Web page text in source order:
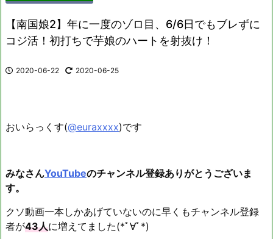
【南国娘2】年に一度のゾロ目、6/6日でもブレずに
コジ活！初打ちで芋娘のハートを射抜け！
2020-06-22 2020-06-25
おいらっくす(@euraxxxx)です
みなさんYouTubeのチャンネル登録ありがとうございま
す。
クソ動画一本しかあげていないのに早くもチャンネル登録
者が43人に増えてました(*ﾟ∀ﾟ*)